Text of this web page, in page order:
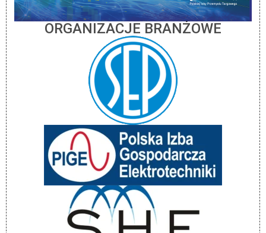
ORGANIZACJE BRANŻOWE